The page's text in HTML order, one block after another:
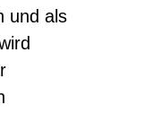
und als